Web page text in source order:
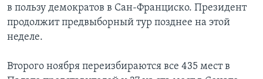
в пользу демократов в Сан-Франциско. Президент
продолжит предвыборный тур позднее на этой
неделе.
Второго ноября переизбираются все 435 мест в